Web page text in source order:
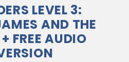
LEVEL 3:
AND THE
FREE AUDIO